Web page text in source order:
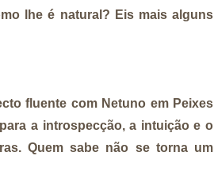
lhe é natural? Eis mais alguns
fluente com Netuno em Peixes
a introspecção, a intuição e o
Quem sabe não se torna um